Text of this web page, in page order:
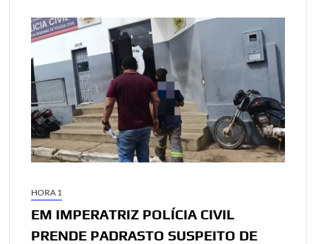
HORA 1
EM IMPERATRIZ POLÍCIA CIVIL
PRENDE PADRASTO SUSPEITO DE